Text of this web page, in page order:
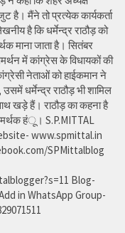
मैंने तो प्रत्येक कार्यकर्ता
है कि धर्मेन्द्र राठौड़ को
माना जाता है। सितंबर
में कांग्रेस के विधायकों की
नेताओं को हाईकमान ने
धर्मेन्द्र राठौड़ भी शामिल
खड़े हैं। राठौड़ का कहना है
हंू। S.P.MITTAL
www.spmittal.in
SPMittalblog
Blog-
in WhatsApp Group-